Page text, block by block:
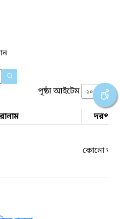
পৃষ্ঠা আইটেম
দরপত্র
কোনো তথ্য